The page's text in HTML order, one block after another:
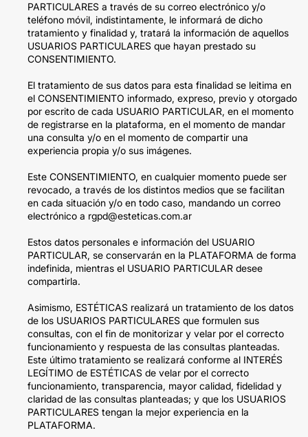
PARTICULARES a través de su correo electrónico y/o
teléfono móvil, indistintamente, le informará de dicho
tratamiento y finalidad y, tratará la información de aquellos
USUARIOS PARTICULARES que hayan prestado su
CONSENTIMIENTO.
El tratamiento de sus datos para esta finalidad se leitima en
el CONSENTIMIENTO informado, expreso, previo y otorgado
por escrito de cada USUARIO PARTICULAR, en el momento
de registrarse en la plataforma, en el momento de mandar
una consulta y/o en el momento de compartir una
experiencia propia y/o sus imágenes.
Este CONSENTIMIENTO, en cualquier momento puede ser
revocado, a través de los distintos medios que se facilitan
en cada situación y/o en todo caso, mandando un correo
electrónico a rgpd@esteticas.com.ar
Estos datos personales e información del USUARIO
PARTICULAR, se conservarán en la PLATAFORMA de forma
indefinida, mientras el USUARIO PARTICULAR desee
compartirla.
Asimismo, ESTÉTICAS realizará un tratamiento de los datos
de los USUARIOS PARTICULARES que formulen sus
consultas, con el fin de monitorizar y velar por el correcto
funcionamiento y respuesta de las consultas planteadas.
Este último tratamiento se realizará conforme al INTERÉS
LEGÍTIMO de ESTÉTICAS de velar por el correcto
funcionamiento, transparencia, mayor calidad, fidelidad y
claridad de las consultas planteadas; y que los USUARIOS
PARTICULARES tengan la mejor experiencia en la
PLATAFORMA.